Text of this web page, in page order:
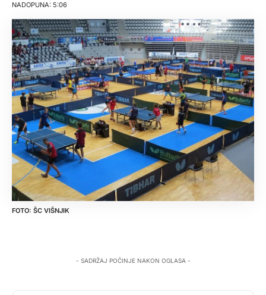
NADOPUNA: 5:06
ŠC VIŠNJIK
- SADRŽAJ POČINJE NAKON OGLASA -